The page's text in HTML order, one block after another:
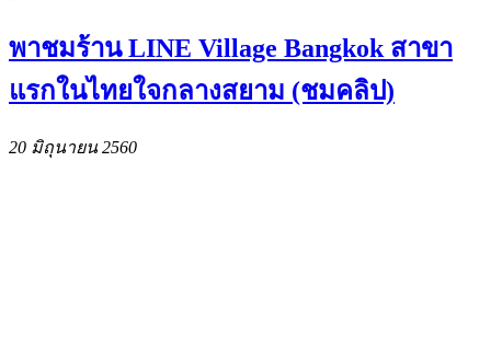
พาชมร้าน LINE Village Bangkok สาขา
แรกในไทยใจกลางสยาม (ชมคลิป)
20 มิถุนายน 2560